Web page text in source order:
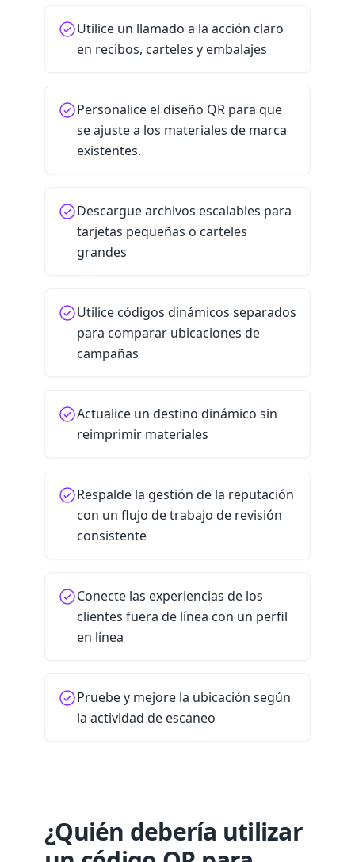
Utilice un llamado a la acción claro
en recibos, carteles y embalajes
Personalice el diseño QR para que
se ajuste a los materiales de marca
existentes.
Descargue archivos escalables para
tarjetas pequeñas o carteles
grandes
Utilice códigos dinámicos separados
para comparar ubicaciones de
campañas
Actualice un destino dinámico sin
reimprimir materiales
Respalde la gestión de la reputación
con un flujo de trabajo de revisión
consistente
Conecte las experiencias de los
clientes fuera de línea con un perfil
en línea
Pruebe y mejore la ubicación según
la actividad de escaneo
¿Quién debería utilizar